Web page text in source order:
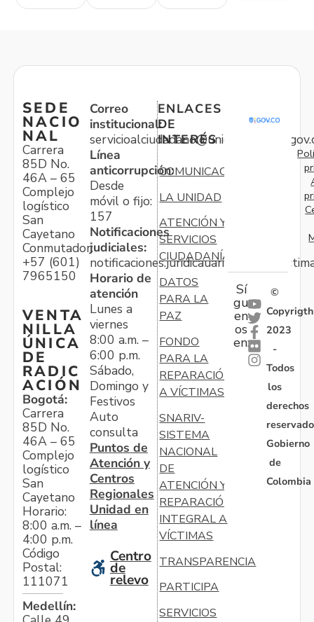
SEDE
NACIO
NAL
Carrera
85D No.
46A – 65
Complejo
logístico
San
Cayetano
Conmutador:
+57 (601)
7965150
VENTA
NILLA
ÚNICA
DE
RADIC
ACIÓN
Bogotá:
Carrera
85D No.
46A – 65
Complejo
logístico
San
Cayetano
Horario:
8:00 a.m. –
4:00 p.m.
Código
Postal:
111071
Medellín:
Correo
institucional:
Línea
anticorrupción:
Desde
móvil o fijo:
157
Notificaciones
judiciales:
Horario de
atención
Lunes a
viernes
8:00 a.m. –
6:00 p.m.
Sábado,
Domingo y
Festivos
Auto
consulta
Puntos de
Atención y
Centros
Regionales
Unidad en
línea
Centro
de
relevo
ENLACES
DE
INTERÉS
COMUNICACIONES
LA UNIDAD
ATENCIÓN Y
SERVICIOS
CIUDADANÍA
DATOS
PARA LA
PAZ
FONDO
PARA LA
REPARACIÓN
A VÍCTIMAS
SNARIV-
SISTEMA
NACIONAL
DE
ATENCIÓN Y
REPARACIÓN
INTEGRAL A
VÍCTIMAS
TRANSPARENCIA
PARTICIPA
SERVICIOS
Sí
gu
en
os
en:
©
Copyrigth
2023
-
Todos
los
derechos
Gobierno
de
Colombia